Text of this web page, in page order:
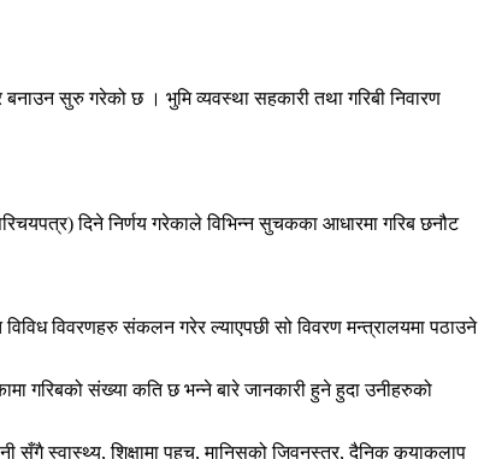
बनाउन सुरु गरेको छ । भुमि व्यवस्था सहकारी तथा गरिबी निवारण
दिने निर्णय गरेकाले विभिन्न सुचकका आधारमा गरिब छनौट
विवरणहरु संकलन गरेर ल्याएपछी सो विवरण मन्त्रालयमा पठाउने
गरिबको संख्या कति छ भन्ने बारे जानकारी हुने हुदा उनीहरुको
सँगै स्वास्थ्य, शिक्षामा पहुच, मानिसको जिवनस्तर, दैनिक कृयाकलाप